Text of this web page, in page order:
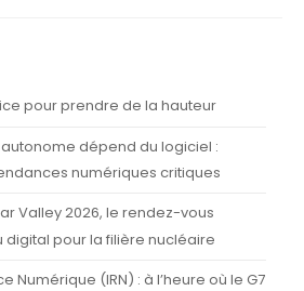
pour prendre de la hauteur
dépend du logiciel :
numériques critiques
Valley 2026, le rendez-vous
pour la filière nucléaire
Numérique (IRN) : à l’heure où le G7